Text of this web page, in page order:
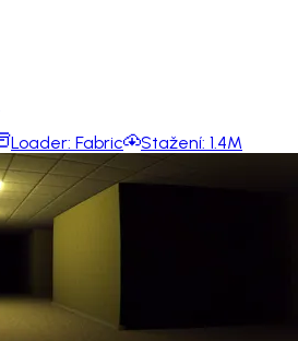
Loader: Fabric Stažení: 1.4M